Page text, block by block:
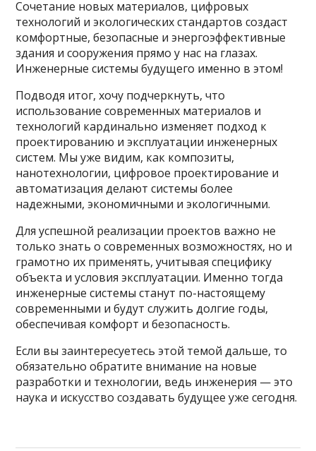
Сочетание новых материалов, цифровых
технологий и экологических стандартов создаст
комфортные, безопасные и энергоэффективные
здания и сооружения прямо у нас на глазах.
Инженерные системы будущего именно в этом!
Подводя итог, хочу подчеркнуть, что
использование современных материалов и
технологий кардинально изменяет подход к
проектированию и эксплуатации инженерных
систем. Мы уже видим, как композиты,
нанотехнологии, цифровое проектирование и
автоматизация делают системы более
надежными, экономичными и экологичными.
Для успешной реализации проектов важно не
только знать о современных возможностях, но и
грамотно их применять, учитывая специфику
объекта и условия эксплуатации. Именно тогда
инженерные системы станут по-настоящему
современными и будут служить долгие годы,
обеспечивая комфорт и безопасность.
Если вы заинтересуетесь этой темой дальше, то
обязательно обратите внимание на новые
разработки и технологии, ведь инженерия — это
наука и искусство создавать будущее уже сегодня.